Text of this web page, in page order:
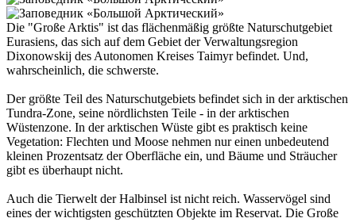
Die "Große Arktis" ist das flächenmäßig größte Naturschutgebiet
Eurasiens, das sich auf dem Gebiet der Verwaltungsregion
Dixonowskij des Autonomen Kreises Taimyr befindet. Und,
wahrscheinlich, die schwerste.
Der größte Teil des Naturschutgebiets befindet sich in der arktischen
Tundra-Zone, seine nördlichsten Teile - in der arktischen
Wüstenzone. In der arktischen Wüste gibt es praktisch keine
Vegetation: Flechten und Moose nehmen nur einen unbedeutend
kleinen Prozentsatz der Oberfläche ein, und Bäume und Sträucher
gibt es überhaupt nicht.
Auch die Tierwelt der Halbinsel ist nicht reich. Wasservögel sind
eines der wichtigsten geschützten Objekte im Reservat. Die Große